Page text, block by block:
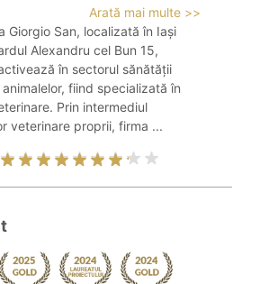
Arată mai multe >>
Giorgio San, localizată în Iași
Alexandru cel Bun 15,
în sectorul sănătății
animalelor, fiind specializată în
Prin intermediul
veterinare proprii, firma ...